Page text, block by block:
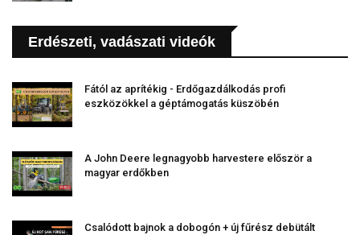
Erdészeti, vadászati videók
Fától az aprítékig - Erdőgazdálkodás profi
eszközökkel a géptámogatás küszöbén
A John Deere legnagyobb harvestere először a
magyar erdőkben
Csalódott bajnok a dobogón + új fűrész debütált